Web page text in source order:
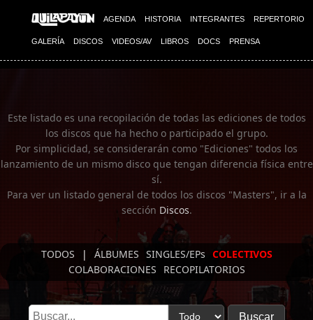
AGENDA HISTORIA INTEGRANTES REPERTORIO
GALERÍA DISCOS VIDEOS/AV LIBROS DOCS PRENSA
Imagen 01
Este listado es una recopilación de todas las ediciones de todos
los discos que ha hecho o participado el grupo.
Por simplicidad, se considerarán como "Ediciones" todos los
lanzamiento de un mismo disco que tengan diferencia física entre
sí.
Para ver un listado general de todos los discos "Masters", ir a la
secciónDiscos.
TODOS | ÁLBUMES SINGLES/EPs COLECTIVOS
COLABORACIONES
RECOPILATORIOS